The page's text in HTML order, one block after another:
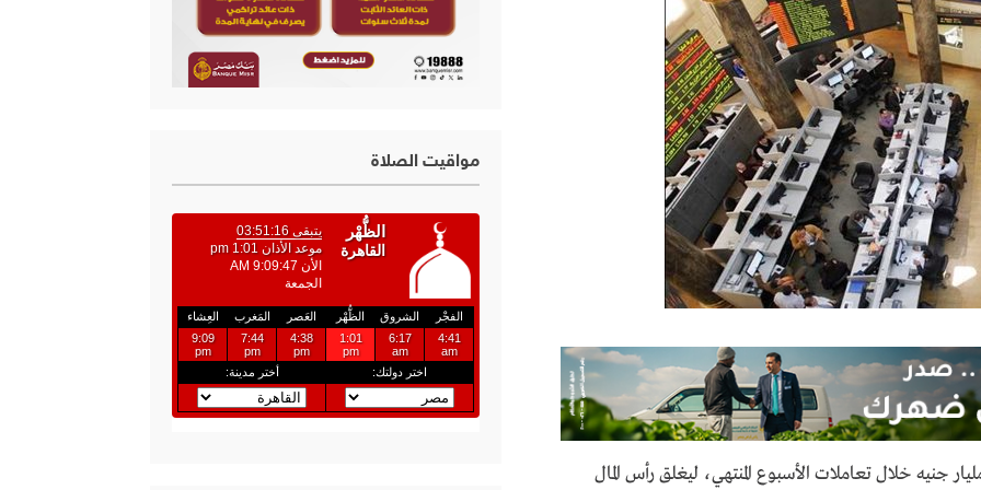
البورصة المصرية مكاسب سوقية بلغت 5.2 مليار جنيه خلال تعاملات الأسبوع المنتهي، ليغلق رأس المال
مواقيت الصلاة